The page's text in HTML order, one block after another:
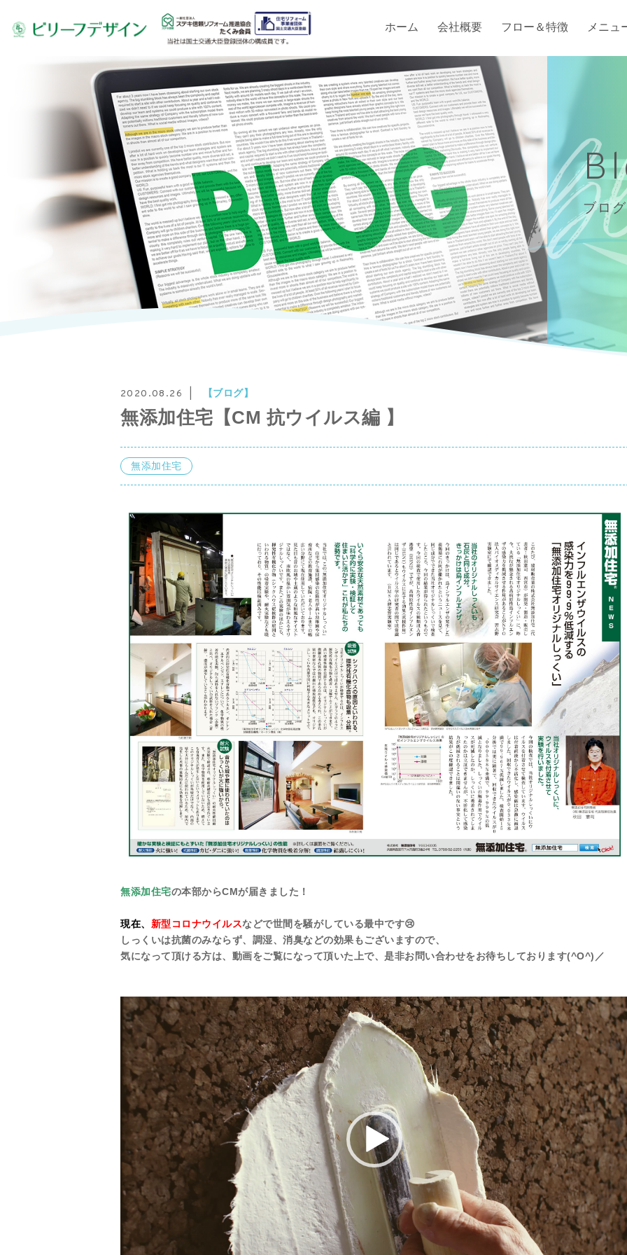
ホーム 会社概要 フロー＆特徴 メニュ
ブロ
2020.08.26 【ブログ】
無添加住宅【CM 抗ウイルス編 】
無添加住宅
無添加住宅の本部からCMが届きました！
現在、 新型コロナウイルスなどで世間を騒がしている最中です😢
しっくいは抗菌のみならず、調湿、消臭などの効果もございますので、
気になって頂ける方は、動画をご覧になって頂いた上で、是非お問い合わせをお待ちしております(^O^)／
画
プ
レ
ー
ヤ
ー